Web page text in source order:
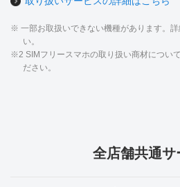
※ 一部お取扱いできない機種があります。
い。
※2 SIMフリースマホの取り扱い商材につい
ださい。
全店舗共通サ